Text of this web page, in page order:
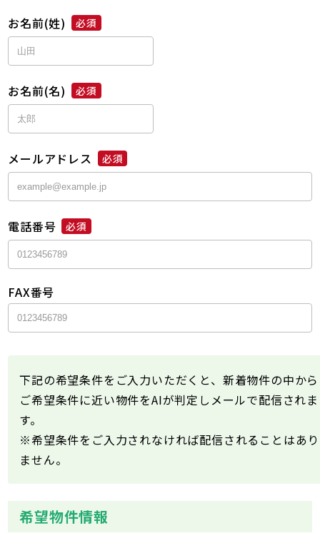
お名前(姓) 必須
お名前(名) 必須
メールアドレス 必須
電話番号 必須
FAX番号
下記の希望条件をご入力いただくと、新着物件の中から
ご希望条件に近い物件をAIが判定しメールで配信されま
す。
※希望条件をご入力されなければ配信されることはあり
ません。
希望物件情報